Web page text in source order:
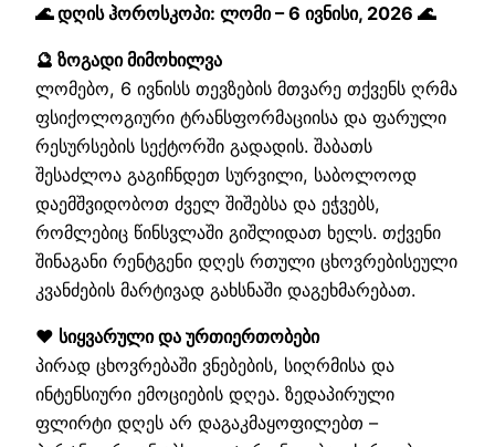
🌊 დღის ჰოროსკოპი: ლომი – 6 ივნისი, 2026 🌊
🔮 ზოგადი მიმოხილვა
ლომებო, 6 ივნისს თევზების მთვარე თქვენს ღრმა
ფსიქოლოგიური ტრანსფორმაციისა და ფარული
რესურსების სექტორში გადადის. შაბათს
შესაძლოა გაგიჩნდეთ სურვილი, საბოლოოდ
დაემშვიდობოთ ძველ შიშებსა და ეჭვებს,
რომლებიც წინსვლაში გიშლიდათ ხელს. თქვენი
შინაგანი რენტგენი დღეს რთული ცხოვრებისეული
კვანძების მარტივად გახსნაში დაგეხმარებათ.
❤️ სიყვარული და ურთიერთობები
პირად ცხოვრებაში ვნებების, სიღრმისა და
ინტენსიური ემოციების დღეა. ზედაპირული
ფლირტი დღეს არ დაგაკმაყოფილებთ –